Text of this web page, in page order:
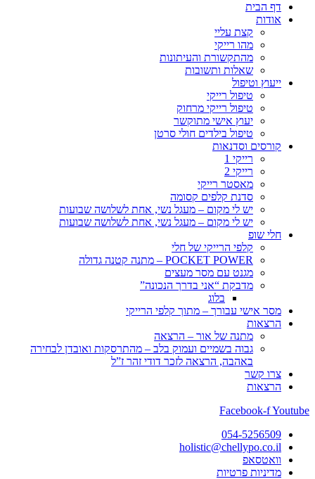
דף הבית
אודות
קצת עליי
מהו רייקי
מהתקשורת והעיתונות
שאלות ותשובות
ייעוץ וטיפול
טיפול רייקי
טיפול רייקי מרחוק
יעוץ אישי מתוקשר
טיפול בילדים חולי סרטן
קורסים וסדנאות
רייקי 1
רייקי 2
מאסטר רייקי
סדנת קלפים קסומה
יש לי מקום – מעגל נשי, אחת לשלושה שבועות
יש לי מקום – מעגל נשי, אחת לשלושה שבועות
חלי שופ
קלפי הרייקי של חלי
POCKET POWER – מתנה קטנה גדולה
מגנט עם מסר מעצים
מדבקת “אני בדרך הנכונה”
בלוג
מסר אישי עבורך – מתוך קלפי הרייקי
הרצאות
מתנה של אור – הרצאה
גבוה בשמיים ועמוק בלב – מהתרסקות ואובדן לבחירה
באהבה, הרצאה לזכר דודי זהר ז”ל
צרו קשר
הרצאות
Facebook-fYoutube
054-5256509
holistic@chellypo.co.il
וואטסאפ
מדיניות פרטיות